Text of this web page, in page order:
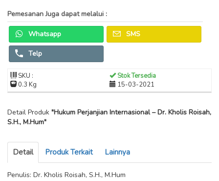
Pemesanan Juga dapat melalui :
Whatsapp SMS
Telp
SKU :
Stok Tersedia
0.3 Kg
15-03-2021
Detail Produk "Hukum Perjanjian Internasional – Dr. Kholis Roisah,
S.H., M.Hum"
Detail Produk Terkait Lainnya
Penulis: Dr. Kholis Roisah, S.H., M.Hum